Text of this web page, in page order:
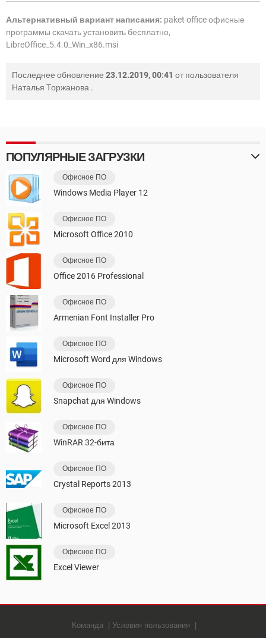
Альтернативный вариант написания: paket office офисные
программы скачать установить бесплатно,
LibreOffice_5.4.0_Win_x86.msi
Последнее обновление 23.12.2019, 00:41 от пользователя
Наталья Торжанова .
ПОПУЛЯРНЫЕ ЗАГРУЗКИ
Офисное ПО
Windows Media Player 12
Офисное ПО
Microsoft Office 2010
Офисное ПО
Office 2016 Professional
Офисное ПО
Armenian Font Installer Pro
Офисное ПО
Microsoft Word для Windows
Офисное ПО
Snapchat для Windows
Офисное ПО
WinRAR 32-бита
Офисное ПО
Crystal Reports 2013
Офисное ПО
Microsoft Excel 2013
Офисное ПО
Excel Viewer
Команда
Условия пользования